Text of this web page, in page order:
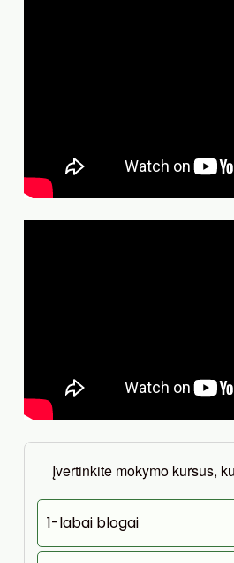
Įvertinkite mokymo kursus,
1-labai blogai